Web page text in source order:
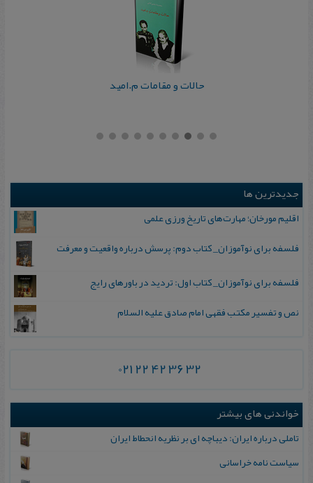
حالات و مقامات م.امید
جدیدترین ها
اقلیم مورخان؛ مهارت‌های تاریخ ورزی علمی
فلسفه برای نوآموزان_ کتاب دوم: پرسش درباره واقعیت و معرفت
فلسفه برای نوآموزان_ کتاب اول: تردید در باورهای رایج
نص و تفسیر مکتب فقهی امام صادق علیه السلام
021 22 42 36 32
خواندنی های بیشتر
تاملی‌ درباره‌ ایران: دیباچه ای بر نظریه انحطاط ایران
سیاست‌ نامه‌ خراسانی‌